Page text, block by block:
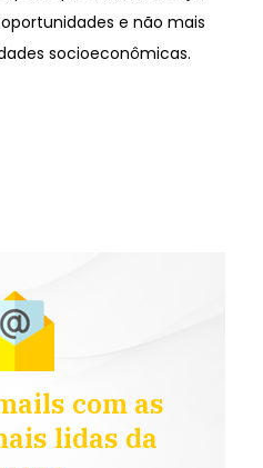
e não mais
socioeconômicas.
com as
lidas da